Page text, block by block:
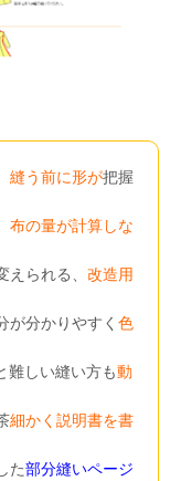
縫う前に形が把握
布の量が計算しな
えられる、改造用
が分かりやすく色
難しい縫い方も動
細かく説明書を書
た部分縫いページ